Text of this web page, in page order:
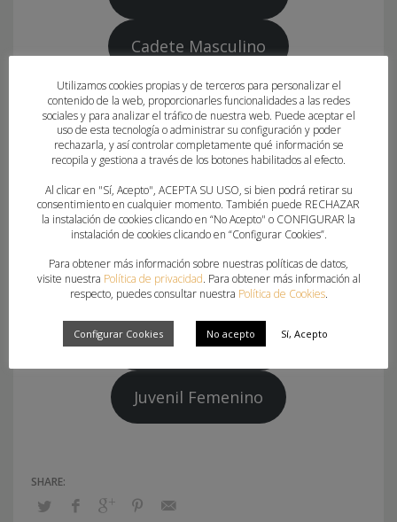
Cadete Masculino
Cadete Femenino
Por otro lado, elPabellón Municipal de Voleibol
Xàtiva (Valencia) será la ubicación de la
concentración de las selecciones juveniles el
domingo 17 de octubre. Los chicos están citados a
las 9:30 horas y las chicas a las 11:30 horas,
regresando al finalizar la actividad de la tarde.
Juvenil Masculino
Juvenil Femenino
Utilizamos cookies propias y de terceros para personalizar el
contenido de la web, proporcionarles funcionalidades a las redes
sociales y para analizar el tráfico de nuestra web. Puede aceptar el
uso de esta tecnología o administrar su configuración y poder
rechazarla, y así controlar completamente qué información se
recopila y gestiona a través de los botones habilitados al efecto.
Al clicar en "Sí, Acepto", ACEPTA SU USO, si bien podrá retirar su
consentimiento en cualquier momento. También puede RECHAZAR
la instalación de cookies clicando en “No Acepto" o CONFIGURAR la
instalación de cookies clicando en “Configurar Cookies”.
Para obtener más información sobre nuestras políticas de datos,
visite nuestra Política de privacidad. Para obtener más información al
respecto, puedes consultar nuestra Política de Cookies.
Configurar Cookies No acepto Sí, Acepto